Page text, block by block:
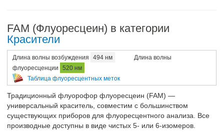
FAM (Флуоресцеин) в категории
Красители
Длина волны возбуждения 494 нм
Длина волны
флуоресценции
520 нм
Таблица флуоресцентных меток
Традиционный флуорофор флуоресцеин (FAM) —
универсальный краситель, совместим с большинством
существующих приборов для флуоресцентного анализа. Все
производные доступны в виде чистых 5- или 6-изомеров.